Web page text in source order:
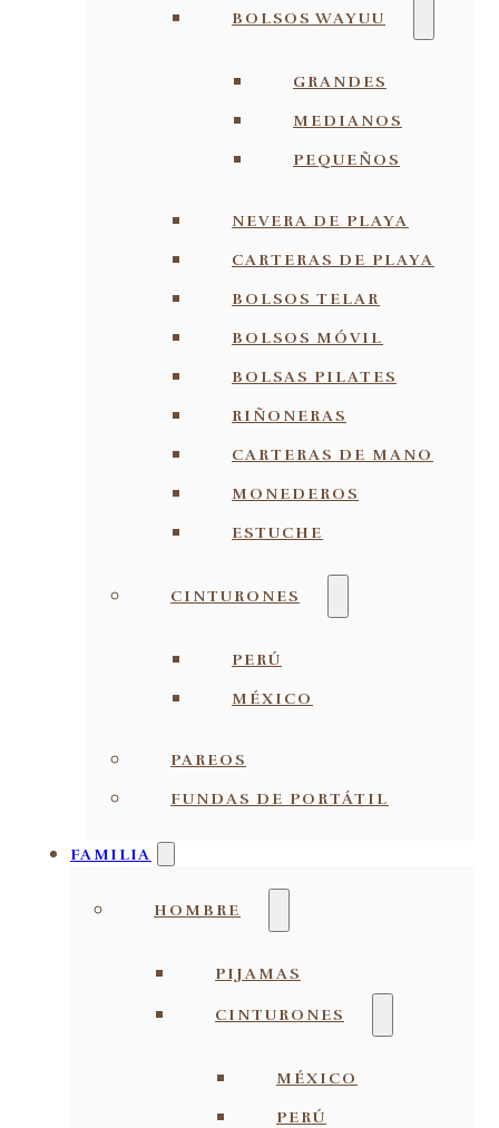
BOLSOS WAYUU
GRANDES
MEDIANOS
PEQUEÑOS
NEVERA DE PLAYA
CARTERAS DE PLAYA
BOLSOS TELAR
BOLSOS MÓVIL
BOLSAS PILATES
RIÑONERAS
CARTERAS DE MANO
MONEDEROS
ESTUCHE
CINTURONES
PERÚ
MÉXICO
PAREOS
FUNDAS DE PORTÁTIL
FAMILIA
HOMBRE
PIJAMAS
CINTURONES
MÉXICO
PERÚ